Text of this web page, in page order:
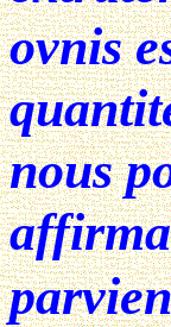
ovnis
nous